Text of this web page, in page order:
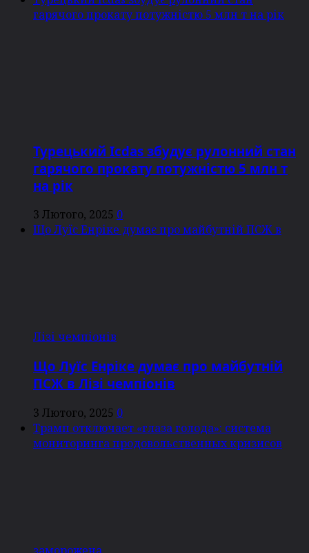
гарячого прокату потужністю 5 млн т на рік
Турецький Icdas збудує рулонний стан
гарячого прокату потужністю 5 млн т
на рік
3 Лютого, 2025 0
Що Луїс Енріке думає про майбутній ПСЖ в
Лізі чемпіонів
Що Луїс Енріке думає про майбутній
ПСЖ в Лізі чемпіонів
3 Лютого, 2025 0
Трамп отключает «глаза голода»: система
мониторинга продовольственных кризисов